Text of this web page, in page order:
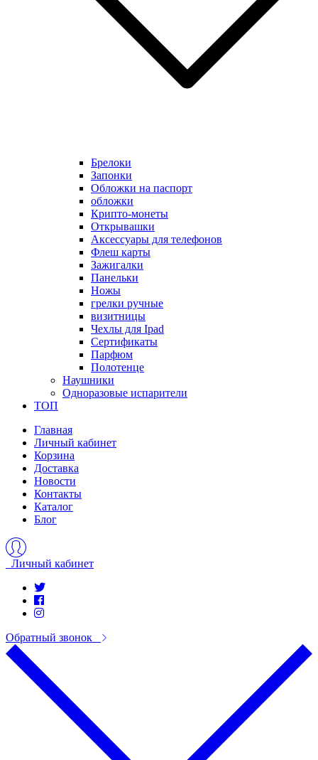
Брелоки
Запонки
Обложки на паспорт
обложки
Крипто-монеты
Открывашки
Аксессуары для телефонов
Флеш карты
Зажигалки
Панельки
Ножы
грелки ручные
визитницы
Чехлы для Ipad
Сертификаты
Парфюм
Полотенце
Наушники
Одноразовые испарители
ТОП
Главная
Личный кабинет
Корзина
Доставка
Новости
Контакты
Каталог
Блог
Личный кабинет
Обратный звонок